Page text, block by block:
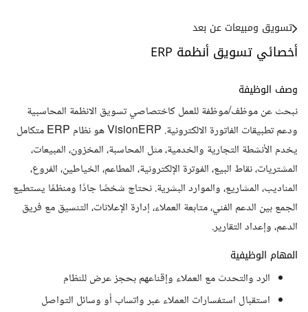
أخصائي تسويق أنظمة ERP
تسويق ومبيعات عن بعد
وصف الوظيفة
نبحث عن موظف/موظفة للعمل كاختصاصي تسويق الانظمة المحاسبية
ودعم تطبيقات الفاتورة الالكترونية. VisionERP هو نظام ERP متكامل
يخدم الأنشطة التجارية والخدمية، مثل المحاسبة، المخزون، المبيعات،
المشتريات، نقاط البيع، الفوترة الإلكترونية، المطاعم، الخياطين، الفروع،
المناديب، المشاريع، والموارد البشرية. نحتاج شخصًا جادًا ومنظمًا يستطيع
الجمع بين الدعم الفني، متابعة العملاء، إدارة الإعلانات، التنسيق مع فريق
الدعم، وإعداد التقارير.
المهام الوظيفية
الرد والتحدث مع العملاء وإقناعهم بحجز عرض للنظام
استقبال استفسارات العملاء عبر واتساب أو وسائل التواصل